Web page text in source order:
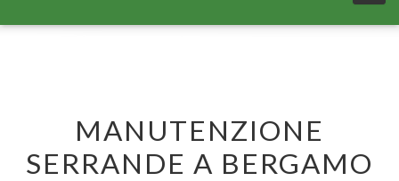
MANUTENZIONE
SERRANDE A BERGAMO